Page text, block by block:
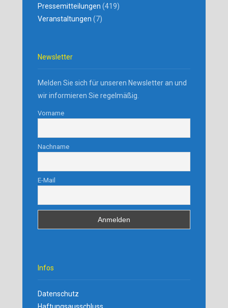
Pressemitteilungen (419)
Veranstaltungen (7)
Newsletter
Melden Sie sich für unseren Newsletter an und
wir informieren Sie regelmäßig.
Vorname
Nachname
E-Mail
Infos
Datenschutz